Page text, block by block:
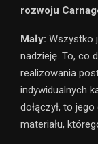
rozwoju
Mały: Wszystko
nadzieję. To, co
realizowania
indywidualnych
dołączył, to
materiału,